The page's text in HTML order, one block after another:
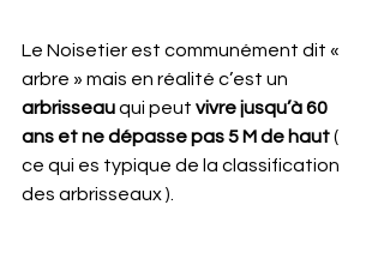
Le Noisetier est communément dit «
arbre » mais en réalité c’est un
arbrisseau qui peut vivre jusqu’à 60
ans et ne dépasse pas 5 M de haut (
ce qui es typique de la classification
des arbrisseaux ).